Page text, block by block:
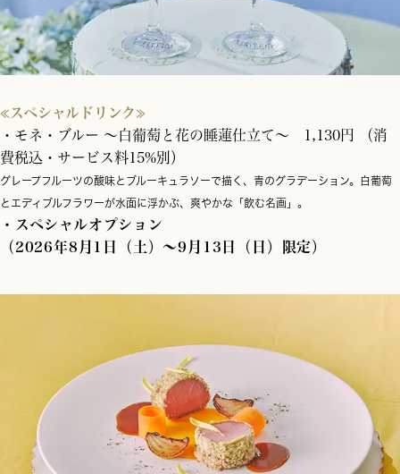
≪スペシャルドリンク≫
・モネ・ブルー 〜白葡萄と花の睡蓮仕立て〜 1,130円 （消
費税込・サービス料15%別）
グレープフルーツの酸味とブルーキュラソーで描く、青のグラデーション。白葡萄
とエディブルフラワーが水面に浮かぶ、爽やかな「飲む名画」。
・スペシャルオプション
（2026年8月1日（土）～9月13日（日）限定）